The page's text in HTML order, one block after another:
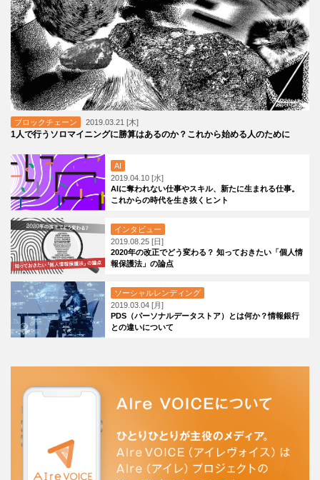
ブロックチェーン 2019.03.21 [木]
1人で行うソロマイニングに勝算はあるのか？これから始める人のために
AI
2019.04.10 [水]
AIに奪われない仕事やスキル、新たに生まれる仕事。
これからの時代を生き抜くヒント
インタビュー
2019.08.25 [日]
2020年の改正でどう変わる？ 知っておきたい「個人情
報保護法」の論点
ソーシャルレンディング
2019.03.04 [月]
PDS（パーソナルデータストア）とは何か？情報銀行
との違いについて